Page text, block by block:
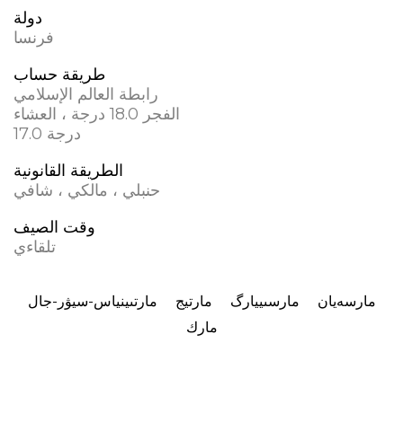
دولة
فرنسا
طريقة حساب
رابطة العالم الإسلامي
الفجر 18.0 درجة ، العشاء
17.0 درجة
الطريقة القانونية
حنبلي ، مالكي ، شافي
وقت الصيف
تلقاءي
مارتىينياس-سيۋر-جال مارتيج مارسىييارگ
مارسەيان
مارك